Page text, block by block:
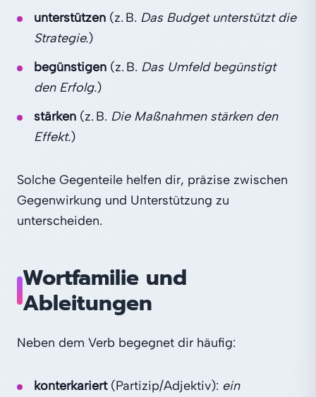
unterstützen (z. B. Das Budget unterstützt die
Strategie.)
begünstigen (z. B. Das Umfeld begünstigt
den Erfolg.)
stärken (z. B. Die Maßnahmen stärken den
Effekt.)
Solche Gegenteile helfen dir, präzise zwischen
Gegenwirkung und Unterstützung zu
unterscheiden.
Wortfamilie und
Ableitungen
Neben dem Verb begegnet dir häufig:
konterkariert(Partizip/Adjektiv): ein